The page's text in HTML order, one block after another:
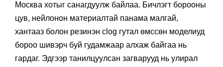
Москва хотыг санагдуулж байлаа. Бичлэгт борооны
цув, нейлонон материалтай панама малгай,
хантааз болон резинэн clog гутал өмссөн моделиуд
бороо шивэрч буй гудамжаар алхаж байгаа нь
гардаг. Эдгээр танилцуулсан загварууд нь улирал